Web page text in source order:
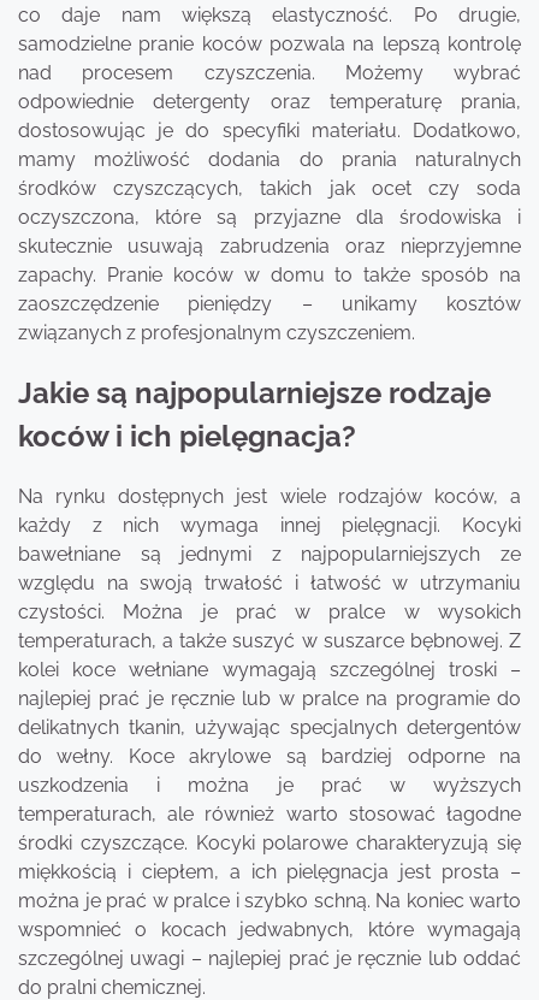
co daje nam większą elastyczność. Po drugie,
samodzielne pranie koców pozwala na lepszą kontrolę
nad procesem czyszczenia. Możemy wybrać
odpowiednie detergenty oraz temperaturę prania,
dostosowując je do specyfiki materiału. Dodatkowo,
mamy możliwość dodania do prania naturalnych
środków czyszczących, takich jak ocet czy soda
oczyszczona, które są przyjazne dla środowiska i
skutecznie usuwają zabrudzenia oraz nieprzyjemne
zapachy. Pranie koców w domu to także sposób na
zaoszczędzenie pieniędzy – unikamy kosztów
związanych z profesjonalnym czyszczeniem.
Jakie są najpopularniejsze rodzaje
koców i ich pielęgnacja?
Na rynku dostępnych jest wiele rodzajów koców, a
każdy z nich wymaga innej pielęgnacji. Kocyki
bawełniane są jednymi z najpopularniejszych ze
względu na swoją trwałość i łatwość w utrzymaniu
czystości. Można je prać w pralce w wysokich
temperaturach, a także suszyć w suszarce bębnowej. Z
kolei koce wełniane wymagają szczególnej troski –
najlepiej prać je ręcznie lub w pralce na programie do
delikatnych tkanin, używając specjalnych detergentów
do wełny. Koce akrylowe są bardziej odporne na
uszkodzenia i można je prać w wyższych
temperaturach, ale również warto stosować łagodne
środki czyszczące. Kocyki polarowe charakteryzują się
miękkością i ciepłem, a ich pielęgnacja jest prosta –
można je prać w pralce i szybko schną. Na koniec warto
wspomnieć o kocach jedwabnych, które wymagają
szczególnej uwagi – najlepiej prać je ręcznie lub oddać
do pralni chemicznej.